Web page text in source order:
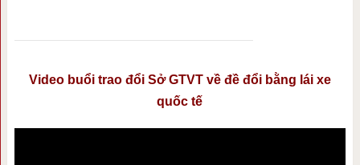
Video buổi trao đổi Sở GTVT về đề đổi bằng lái xe
quốc tế